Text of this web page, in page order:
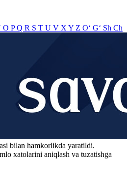
O PQ R S T U V X Y Z O‘ G‘ Sh Ch
bilan hamkorlikda yaratildi.
xatolarini aniqlash va tuzatishga